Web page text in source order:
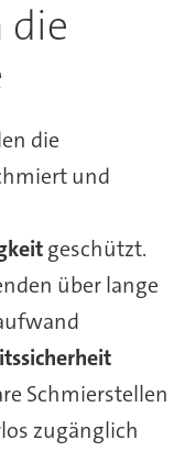
die
die
und
geschützt.
über lange
Schmierstellen
zugänglich